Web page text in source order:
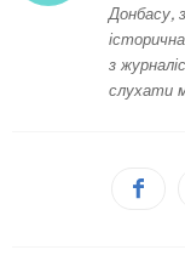
Донбасу,
з
слухати